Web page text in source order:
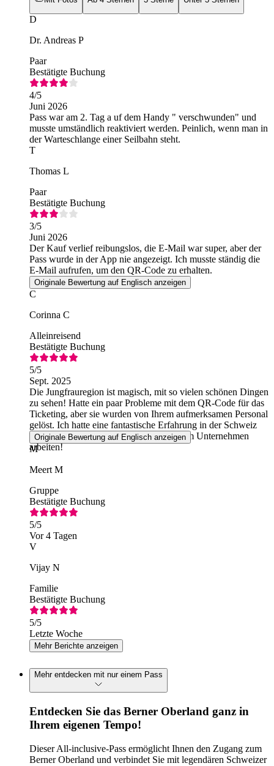
D
Dr. Andreas P
Paar
Bestätigte Buchung
4/5
Juni 2026
Pass war am 2. Tag a uf dem Handy " verschwunden" und
musste umständlich reaktiviert werden. Peinlich, wenn man in
der Warteschlange einer Seilbahn steht.
T
Thomas L
Paar
Bestätigte Buchung
3/5
Juni 2026
Der Kauf verlief reibungslos, die E-Mail war super, aber der
Pass wurde in der App nie angezeigt. Ich musste ständig die
E-Mail aufrufen, um den QR-Code zu erhalten.
Originale Bewertung auf Englisch anzeigen
C
Corinna C
Alleinreisend
Bestätigte Buchung
5/5
Sept. 2025
Die Jungfrauregion ist magisch, mit so vielen schönen Dingen
zu sehen! Hatte ein paar Probleme mit dem QR-Code für das
Ticketing, aber sie wurden von Ihrem aufmerksamen Personal
gelöst. Ich hatte eine fantastische Erfahrung in der Schweiz
und werde auf jeden Fall wieder mit Ihrem Unternehmen
arbeiten!
Originale Bewertung auf Englisch anzeigen
M
Meert M
Gruppe
Bestätigte Buchung
5/5
Vor 4 Tagen
V
Vijay N
Familie
Bestätigte Buchung
5/5
Letzte Woche
Mehr Berichte anzeigen
Mehr entdecken mit nur einem Pass
Entdecken Sie das Berner Oberland ganz in
Ihrem eigenen Tempo!
Dieser All-inclusive-Pass ermöglicht Ihnen den Zugang zum
Berner Oberland und verbindet Sie mit legendären Schweizer